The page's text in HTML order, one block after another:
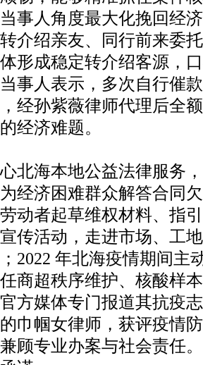
事人角度最大化挽回经
介绍亲友、同行前来委
形成稳定转介绍客源，
事人表示，多次自行催
经孙紫薇律师代理后全
经济难题。
北海本地公益法律服务
经济困难群众解答合同
动者起草维权材料、指
传活动，走进市场、工
2022 年北海疫情期间主
商超秩序维护、核酸样
方媒体专门报道其抗疫
巾帼女律师，获评疫情
顾专业办案与社会责任。